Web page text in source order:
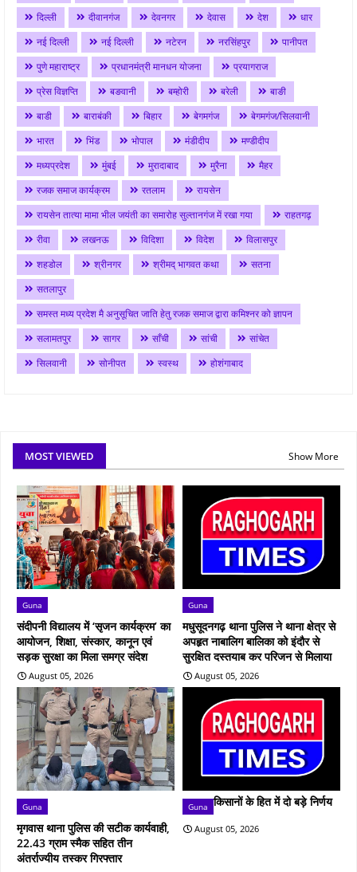
दिल्ली
दीवानगंज देवनगर देवास देश
धार
नई दिल्ली
नई दिल्ली नटेरन नरसिंहपुर
पानीपत
पुणे महाराष्ट्र
प्रधानमंत्री मानधन योजना
प्रयागराज
प्रेस विज्ञप्ति
बङवानी बम्होरी बरेली
बाङी
बाडी
बाराबंकी बिहार बेगमगंज
बेगमगंज/सिलवानी
भारत
भिंड भोपाल मंडीदीप
मण्डीदीप
मध्यप्रदेश
मुंबई मुरादाबाद मुरैना
मैहर
रजक समाज कार्यक्रम
रतलाम
रायसेन
रायसेन तात्या मामा भील जयंती का समारोह सुल्तानगंज में रखा गया
राहतगढ़
रीवा
लखनऊ विदिशा विदेश
विलासपुर
शहडोल
श्रीनगर श्रीमद् भागवत कथा
सतना
सतलापुर
समस्त मध्य प्रदेश मै अनुसूचित जाति हेतु रजक समाज द्वारा कमिश्नर को ज्ञापन
सलामतपुर
सागर साँची सांची
सांचेत
सिलवानी
सोनीपत स्वस्थ होशंगाबाद
MOST VIEWED Show More
Guna
संदीपनी विद्यालय में ‘सृजन कार्यक्रम’ का
आयोजन, शिक्षा, संस्कार, कानून एवं
सड़क सुरक्षा का मिला समग्र संदेश
August 05, 2026
Guna
मधुसूदनगढ़ थाना पुलिस ने थाना क्षेत्र से
अपहृत नाबालिग बालिका को इंदौर से
सुरक्षित दस्तयाब कर परिजन से मिलाया
August 05, 2026
Guna
मृगवास थाना पुलिस की सटीक कार्यवाही,
22.43 ग्राम स्मैक सहित तीन
अंतर्राज्यीय तस्कर गिरफ्तार
Guna किसानों के हित में दो बड़े निर्णय
August 05, 2026